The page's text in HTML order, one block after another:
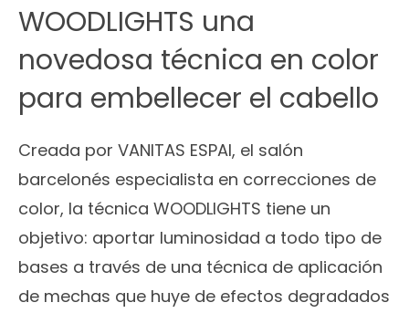
WOODLIGHTS una
novedosa técnica en color
para embellecer el cabello
Creada por VANITAS ESPAI, el salón
barcelonés especialista en correcciones de
color, la técnica WOODLIGHTS tiene un
objetivo: aportar luminosidad a todo tipo de
bases a través de una técnica de aplicación
de mechas que huye de efectos degradados